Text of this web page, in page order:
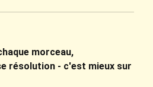
morceau,
résolution - c'est mieux sur